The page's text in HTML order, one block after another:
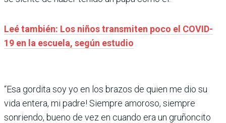
Leé también: Los niños transmiten poco el COVID-
19 en la escuela, según estudio
“Esa gordita soy yo en los brazos de quien me dio su
vida entera, mi padre! Siempre amoroso, siempre
sonriendo, bueno de vez en cuando era un gruñoncito